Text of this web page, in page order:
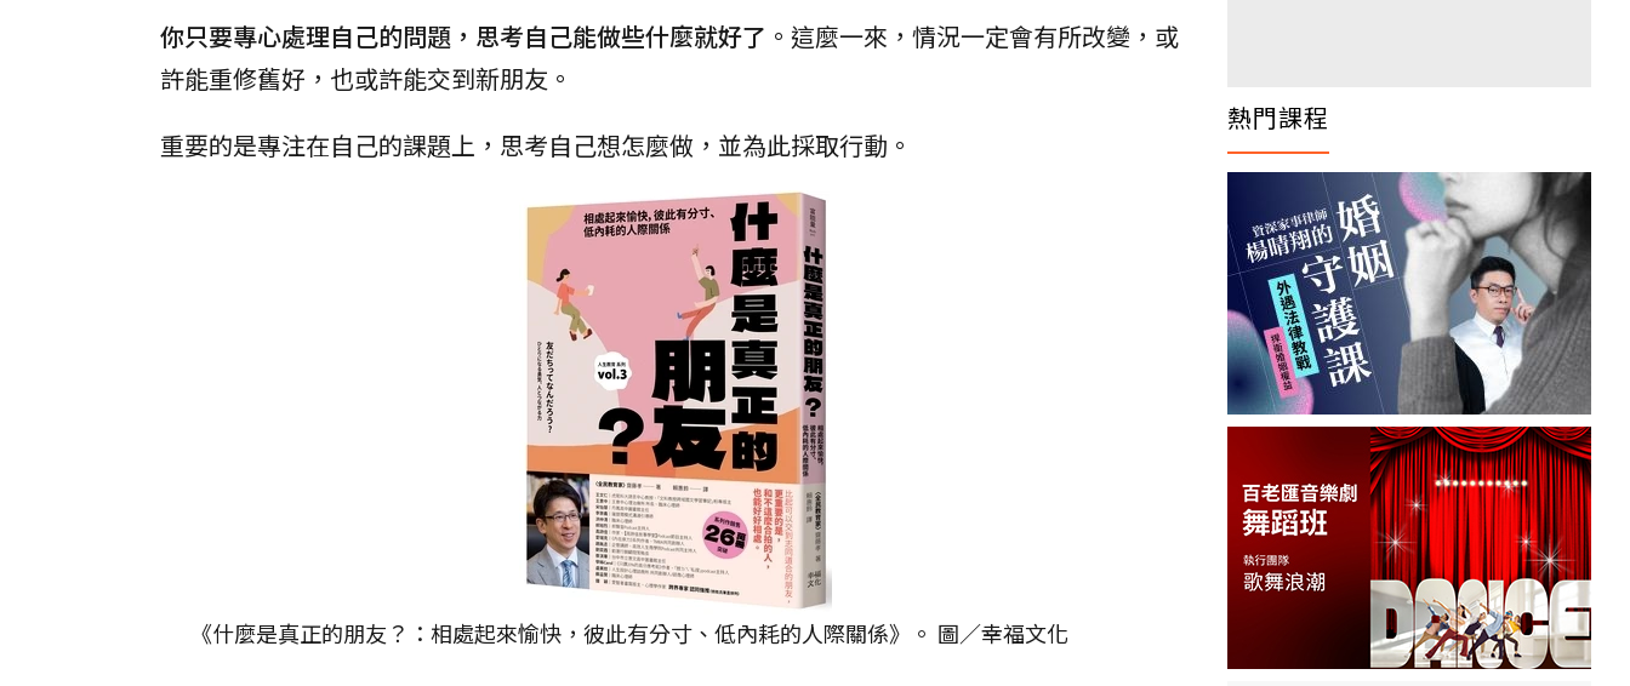
你只要專心處理自己的問題，思考自己能做些什麼就好了 。這麼一來，情況一定會有所改變，或
許能重修舊好，也或許能交到新朋友。
重要的是專注在自己的課題上，思考自己想怎麼做，並為此採取行動。
《什麼是真正的朋友？：相處起來愉快，彼此有分寸、低內耗的人際關係》。 圖／幸福文化
熱門課程